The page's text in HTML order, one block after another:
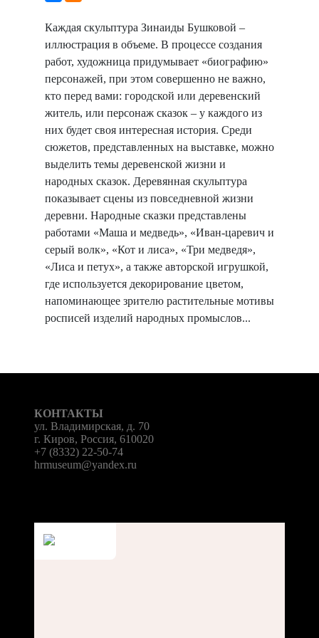
Каждая скульптура Зинаиды Бушковой –
иллюстрация в объеме. В процессе создания
работ, художница придумывает «биографию»
персонажей, при этом совершенно не важно,
кто перед вами: городской или деревенский
житель, или персонаж сказок – у каждого из
них будет своя интересная история. Среди
сюжетов, представленных на выставке, можно
выделить темы деревенской жизни и
народных сказок. Деревянная скульптура
показывает сцены из повседневной жизни
деревни. Народные сказки представлены
работами «Маша и медведь», «Иван-царевич и
серый волк», «Кот и лиса», «Три медведя»,
«Лиса и петух», а также авторской игрушкой,
где используется декорирование цветом,
напоминающее зрителю растительные мотивы
росписей изделий народных промыслов...
КОНТАКТЫ
ул. Владимирская, д. 70
г. Киров, Россия, 610020
+7 (8332) 22-50-74
hrmuseum@yandex.ru